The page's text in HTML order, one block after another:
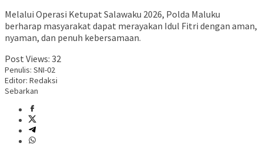
Melalui Operasi Ketupat Salawaku 2026, Polda Maluku
berharap masyarakat dapat merayakan Idul Fitri dengan aman,
nyaman, dan penuh kebersamaan.
Post Views: 32
Penulis: SNI-02
Editor: Redaksi
Sebarkan